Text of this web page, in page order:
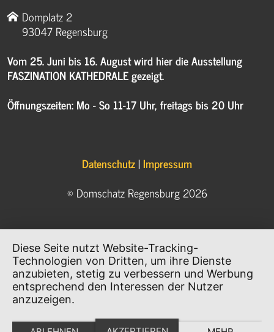
Domplatz 2
93047 Regensburg
Vom 25. Juni bis 16. August wird hier die Ausstellung
FASZINATION KATHEDRALE gezeigt.
Öffnungszeiten: Mo - So 11-17 Uhr, freitags bis 20 Uhr
Datenschutz|Impressum
© Domschatz Regensburg 2026
Diese Seite nutzt Website-Tracking-
Technologien von Dritten, um ihre Dienste
anzubieten, stetig zu verbessern und Werbung
entsprechend den Interessen der Nutzer
anzuzeigen.